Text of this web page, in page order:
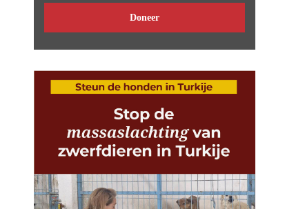
Doneer